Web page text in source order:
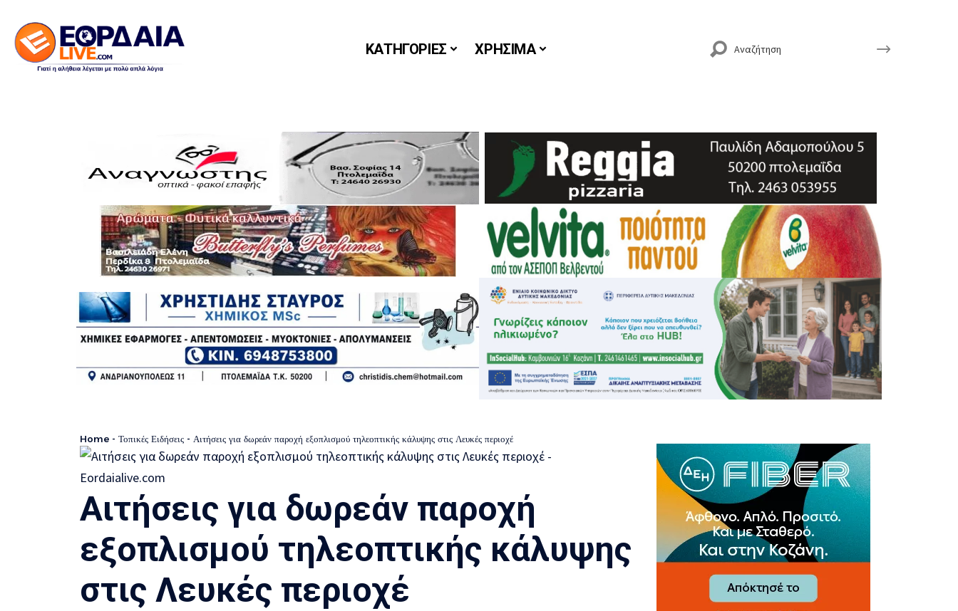
ΚΑΤΗΓΟΡΙΕΣ ΧΡΗΣΙΜΑ
Home - Τοπικές Ειδήσεις - Αιτήσεις για δωρεάν παροχή εξοπλισμού τηλεοπτικής κάλυψης στις Λευκές περιοχέ
Αιτήσεις για δωρεάν παροχή
εξοπλισμού τηλεοπτικής κάλυψης
στις Λευκές περιοχέ